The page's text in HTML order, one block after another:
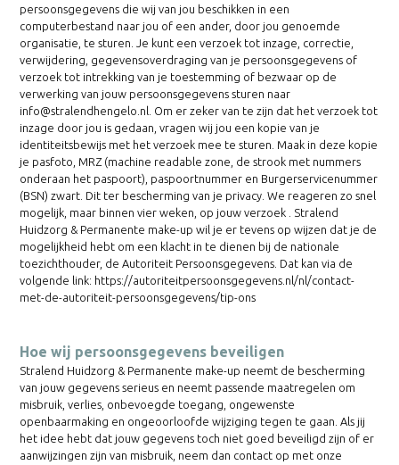
persoonsgegevens die wij van jou beschikken in een
computerbestand naar jou of een ander, door jou genoemde
organisatie, te sturen. Je kunt een verzoek tot inzage, correctie,
verwijdering, gegevensoverdraging van je persoonsgegevens of
verzoek tot intrekking van je toestemming of bezwaar op de
verwerking van jouw persoonsgegevens sturen naar
info@stralendhengelo.nl. Om er zeker van te zijn dat het verzoek tot
inzage door jou is gedaan, vragen wij jou een kopie van je
identiteitsbewijs met het verzoek mee te sturen. Maak in deze kopie
je pasfoto, MRZ (machine readable zone, de strook met nummers
onderaan het paspoort), paspoortnummer en Burgerservicenummer
(BSN) zwart. Dit ter bescherming van je privacy. We reageren zo snel
mogelijk, maar binnen vier weken, op jouw verzoek . Stralend
Huidzorg & Permanente make-up wil je er tevens op wijzen dat je de
mogelijkheid hebt om een klacht in te dienen bij de nationale
toezichthouder, de Autoriteit Persoonsgegevens. Dat kan via de
volgende link: https://autoriteitpersoonsgegevens.nl/nl/contact-
met-de-autoriteit-persoonsgegevens/tip-ons
Hoe wij persoonsgegevens beveiligen
Stralend Huidzorg & Permanente make-up neemt de bescherming
van jouw gegevens serieus en neemt passende maatregelen om
misbruik, verlies, onbevoegde toegang, ongewenste
openbaarmaking en ongeoorloofde wijziging tegen te gaan. Als jij
het idee hebt dat jouw gegevens toch niet goed beveiligd zijn of er
aanwijzingen zijn van misbruik, neem dan contact op met onze